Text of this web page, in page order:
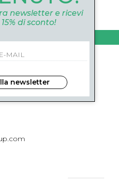
newsletter e ricevi
di sconto!
newsletter